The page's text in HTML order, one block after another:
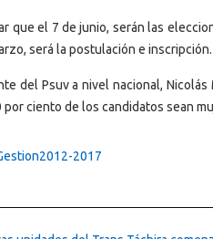
que el 7 de junio, serán las
será la postulación e inscripción.
del Psuv a nivel nacional,
por ciento de los candidatos sean
2017